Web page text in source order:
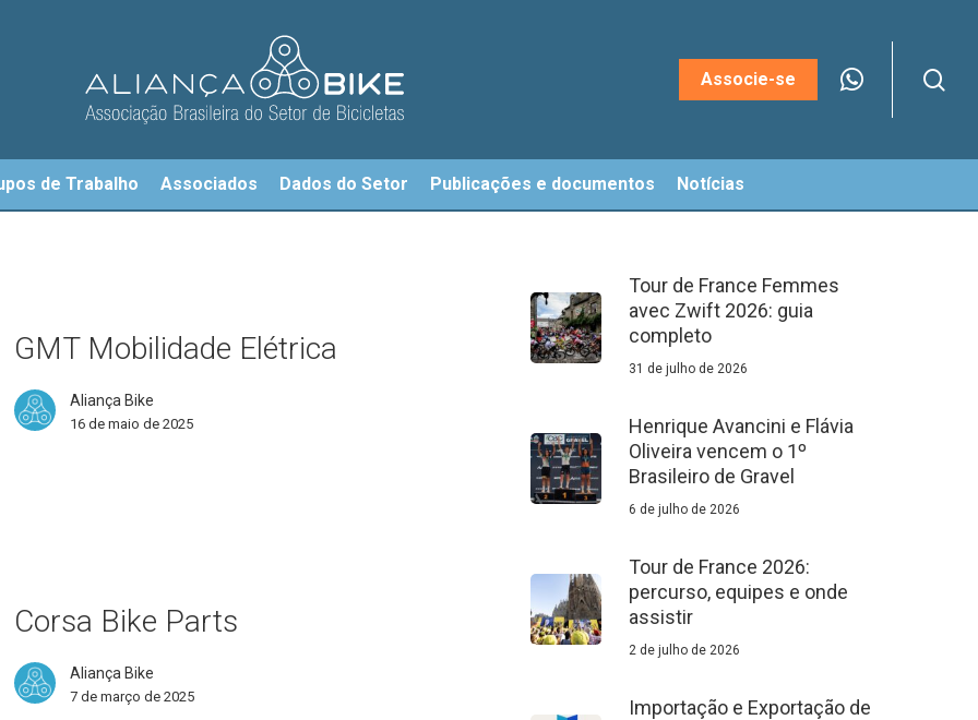
Associe-se
de Trabalho Associados Dados do Setor Publicações e documentos Notícias
GMT Mobilidade Elétrica
Aliança Bike
16 de maio de 2025
Corsa Bike Parts
Aliança Bike
7 de março de 2025
Tour de France Femmes
avec Zwift 2026: guia
completo
31 de julho de 2026
Henrique Avancini e Flávia
Oliveira vencem o 1º
Brasileiro de Gravel
6 de julho de 2026
Tour de France 2026:
percurso, equipes e onde
assistir
2 de julho de 2026
Importação e Exportação de